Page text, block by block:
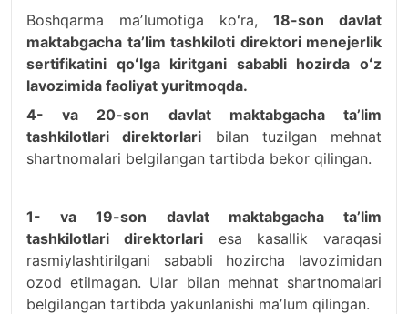
Boshqarma maʼlumotiga koʻra, 18-son davlat
maktabgacha taʼlim tashkiloti direktori menejerlik
sertifikatini qoʻlga kiritgani sababli hozirda oʻz
lavozimida faoliyat yuritmoqda.
4- va 20-son davlat maktabgacha taʼlim
tashkilotlari direktorlari bilan tuzilgan mehnat
shartnomalari belgilangan tartibda bekor qilingan.
1- va 19-son davlat maktabgacha taʼlim
tashkilotlari direktorlariesa kasallik varaqasi
rasmiylashtirilgani sababli hozircha lavozimidan
ozod etilmagan. Ular bilan mehnat shartnomalari
belgilangan tartibda yakunlanishi maʼlum qilingan.